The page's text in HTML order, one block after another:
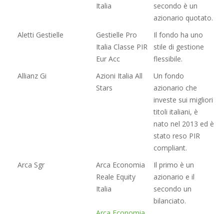
Italia
secondo è un
azionario quotato.
Aletti Gestielle
Gestielle Pro
Italia Classe PIR
Eur Acc
Il fondo ha uno
stile di gestione
flessibile.
Allianz Gi
Azioni Italia All
Stars
Un fondo
azionario che
investe sui migliori
titoli italiani, è
nato nel 2013 ed è
stato reso PIR
compliant.
Arca Sgr
Arca Economia
Reale Equity
Italia
Il primo è un
azionario e il
secondo un
bilanciato.